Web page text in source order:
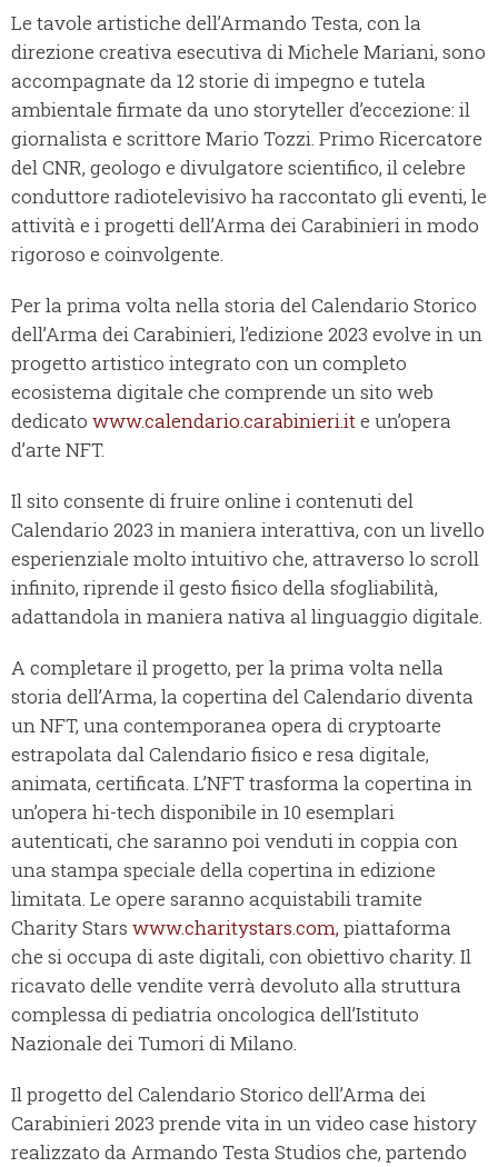
Le tavole artistiche dell’Armando Testa, con la
direzione creativa esecutiva di Michele Mariani, sono
accompagnate da 12 storie di impegno e tutela
ambientale firmate da uno storyteller d’eccezione: il
giornalista e scrittore Mario Tozzi. Primo Ricercatore
del CNR, geologo e divulgatore scientifico, il celebre
conduttore radiotelevisivo ha raccontato gli eventi, le
attività e i progetti dell’Arma dei Carabinieri in modo
rigoroso e coinvolgente.
Per la prima volta nella storia del Calendario Storico
dell’Arma dei Carabinieri, l’edizione 2023 evolve in un
progetto artistico integrato con un completo
ecosistema digitale che comprende un sito web
dedicato www.calendario.carabinieri.ite un’opera
d’arte NFT.
Il sito consente di fruire online i contenuti del
Calendario 2023 in maniera interattiva, con un livello
esperienziale molto intuitivo che, attraverso lo scroll
infinito, riprende il gesto fisico della sfogliabilità,
adattandola in maniera nativa al linguaggio digitale.
A completare il progetto, per la prima volta nella
storia dell’Arma, la copertina del Calendario diventa
un NFT, una contemporanea opera di cryptoarte
estrapolata dal Calendario fisico e resa digitale,
animata, certificata. L’NFT trasforma la copertina in
un’opera hi-tech disponibile in 10 esemplari
autenticati, che saranno poi venduti in coppia con
una stampa speciale della copertina in edizione
limitata. Le opere saranno acquistabili tramite
Charity Stars www.charitystars.com, piattaforma
che si occupa di aste digitali, con obiettivo charity. Il
ricavato delle vendite verrà devoluto alla struttura
complessa di pediatria oncologica dell’Istituto
Nazionale dei Tumori di Milano.
Il progetto del Calendario Storico dell’Arma dei
Carabinieri 2023 prende vita in un video case history
realizzato da Armando Testa Studios che, partendo